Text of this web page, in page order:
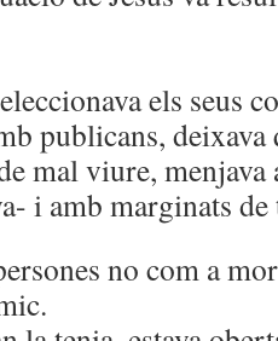
els seus
publicans,
mal viure,
i amb marginats de
no com a